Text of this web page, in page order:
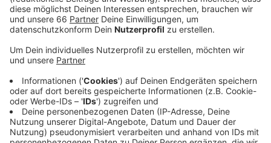
Veröffentlicht:Mittwoch, 20.07.2022 17:18
Anzeige
Wie immer gilt: Eine genaue Vorhersage, wo und wie
viel Regen runterkommt, kann nicht gemacht werden.
Von der Feuerwehr haben wir aber schon gehört, dass
man auf alles vorbereitet sei.